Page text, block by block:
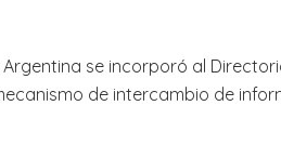
se incorporó al
de intercambio de